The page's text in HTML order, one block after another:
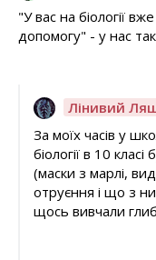
"У вас на біології
допомогу" - у нас
Лінивий
За моїх часів у
біології в 10
(маски з марлі,
отруєння і що з
щось вивчали